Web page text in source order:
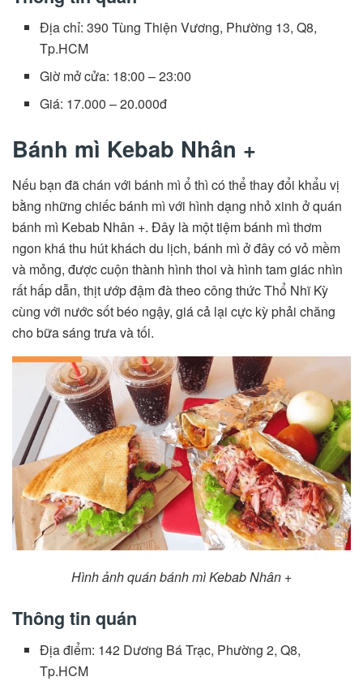
Địa chỉ: 390 Tùng Thiện Vương, Phường 13, Q8,
Tp.HCM
Giờ mở cửa: 18:00 – 23:00
Giá: 17.000 – 20.000đ
Bánh mì Kebab Nhân +
Nếu bạn đã chán với bánh mì ổ thì có thể thay đổi khẩu vị
bằng những chiếc bánh mì với hình dạng nhỏ xinh ở quán
bánh mì Kebab Nhân +. Đây là một tiệm bánh mì thơm
ngon khá thu hút khách du lịch, bánh mì ở đây có vỏ mềm
và mỏng, được cuộn thành hình thoi và hình tam giác nhìn
rất hấp dẫn, thịt ướp đậm đà theo công thức Thổ Nhĩ Kỳ
cùng với nước sốt béo ngậy, giá cả lại cực kỳ phải chăng
cho bữa sáng trưa và tối.
Hình ảnh quán bánh mì Kebab Nhân +
Thông tin quán
Địa điểm: 142 Dương Bá Trạc, Phường 2, Q8,
Tp.HCM